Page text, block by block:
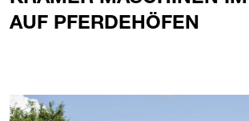
AUF PFERDEHÖFEN